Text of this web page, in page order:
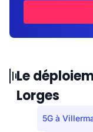
Le
Lorges
5G à